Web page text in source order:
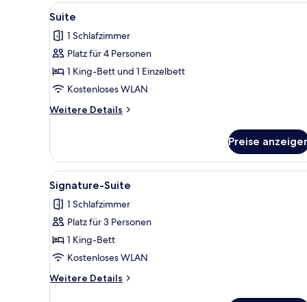
Alle
Fotos
für
Suite
anzeigen
Ein Schlafzimmer mit einem
4
Suite
1 Schlafzimmer
Platz für 4 Personen
1 King-Bett und 1 Einzelbett
Kostenloses WLAN
Weitere Details
Weitere
Preise
Alle
Fotos
für
Signature-
Suite
anzeigen
Ein Schlafzimmer mit einem
4
Signature-Suite
1 Schlafzimmer
Platz für 3 Personen
1 King-Bett
Kostenloses WLAN
Weitere Details
Weitere